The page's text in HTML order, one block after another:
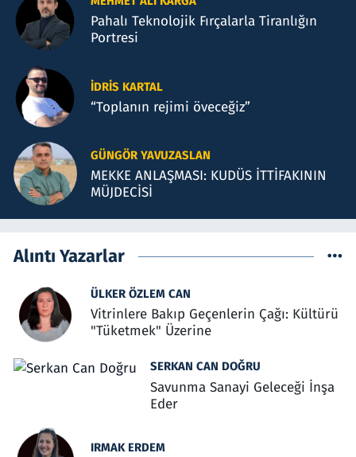
Pahalı Teknolojik Fırçalarla Tiranlığın
Portresi
İDRIS KARTAL
“Toplanın rejimi öveceğiz”
GÜNGÖR YAVUZASLAN
MEKKE ANLAŞMASI: KUDÜS İTTİFAKININ
MÜJDECİSİ
Alıntı Yazarlar
ÜLKER ÖZLEM CAN
Vitrinlere Bakıp Geçenlerin Çağı: Kültürü
"Tüketmek" Üzerine
SERKAN CAN DOĞRU
Savunma Sanayi Geleceği İnşa
Eder
IRMAK ERDEM